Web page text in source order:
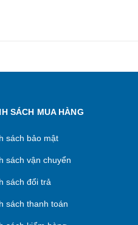
SÁCH MUA HÀNG
sách bảo mật
sách vận chuyển
sách đổi trả
sách thanh toán